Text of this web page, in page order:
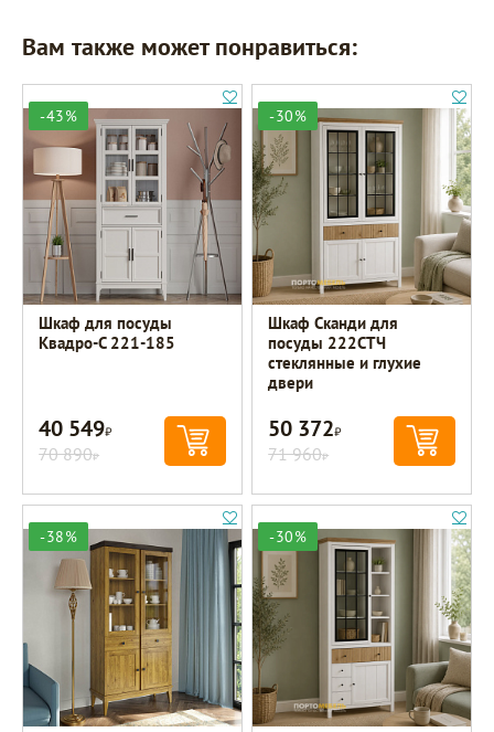
Вам также может понравиться:
-43%
Шкаф для посуды
Квадро-С 221-185
40 549Р
70 890Р
-30%
Шкаф Сканди для
посуды 222СТЧ
стеклянные и глухие
двери
50 372Р
71 960Р
-38% -30%